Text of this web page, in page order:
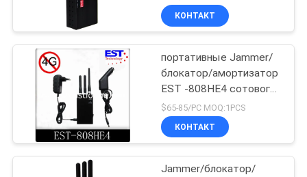
ФАБРИКЕ
ПРОВЕРКА
КАЧЕСТВА
СВЯЖИТЕСЬ
МЫ
/ PHS, 6 антенна
КОНТАКТ
портативные Jammer/
блокатор/амортизатор
EST -808HE4 сотового
телефона 4G для войск
$65-85/PC MOQ:1PCS
КОНТАКТ
Jammer/блокатор/